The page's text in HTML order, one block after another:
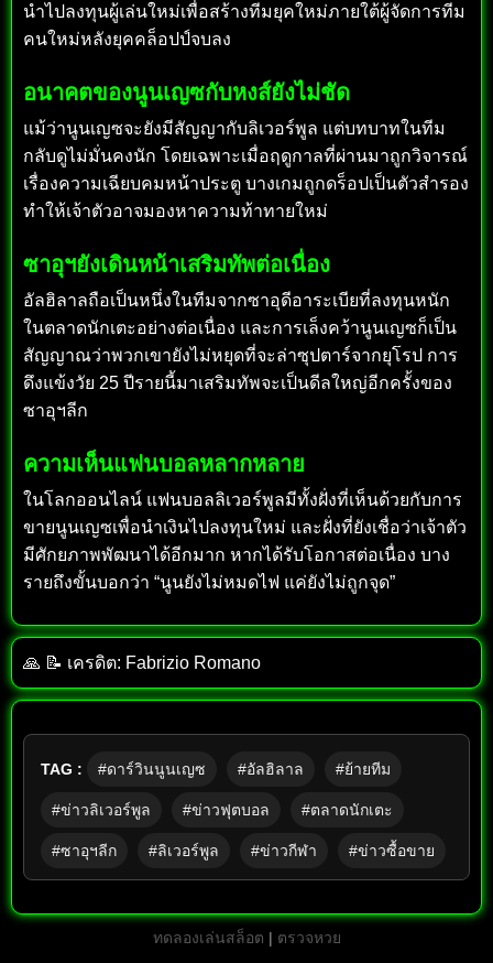
นำไปลงทุนผู้เล่นใหม่เพื่อสร้างทีมยุคใหม่ภายใต้ผู้จัดการทีม
คนใหม่หลังยุคคล็อปป์จบลง
อนาคตของนูนเญซกับหงส์ยังไม่ชัด
แม้ว่านูนเญซจะยังมีสัญญากับลิเวอร์พูล แต่บทบาทในทีม
กลับดูไม่มั่นคงนัก โดยเฉพาะเมื่อฤดูกาลที่ผ่านมาถูกวิจารณ์
เรื่องความเฉียบคมหน้าประตู บางเกมถูกดร็อปเป็นตัวสำรอง
ทำให้เจ้าตัวอาจมองหาความท้าทายใหม่
ซาอุฯยังเดินหน้าเสริมทัพต่อเนื่อง
อัลฮิลาลถือเป็นหนึ่งในทีมจากซาอุดีอาระเบียที่ลงทุนหนัก
ในตลาดนักเตะอย่างต่อเนื่อง และการเล็งคว้านูนเญซก็เป็น
สัญญาณว่าพวกเขายังไม่หยุดที่จะล่าซุปตาร์จากยุโรป การ
ดึงแข้งวัย 25 ปีรายนี้มาเสริมทัพจะเป็นดีลใหญ่อีกครั้งของ
ซาอุฯลีก
ความเห็นแฟนบอลหลากหลาย
ในโลกออนไลน์ แฟนบอลลิเวอร์พูลมีทั้งฝั่งที่เห็นด้วยกับการ
ขายนูนเญซเพื่อนำเงินไปลงทุนใหม่ และฝั่งที่ยังเชื่อว่าเจ้าตัว
มีศักยภาพพัฒนาได้อีกมาก หากได้รับโอกาสต่อเนื่อง บาง
รายถึงขั้นบอกว่า “นูนยังไม่หมดไฟ แค่ยังไม่ถูกจุด”
🙏 📝 เครดิต: Fabrizio Romano
TAG : #ดาร์วินนูนเญซ #อัลฮิลาล #ย้ายทีม
#ข่าวลิเวอร์พูล #ข่าวฟุตบอล #ตลาดนักเตะ
#ซาอุฯลีก #ลิเวอร์พูล #ข่าวกีฬา #ข่าวซื้อขาย
ทดลองเล่นสล็อต | ตรวจหวย